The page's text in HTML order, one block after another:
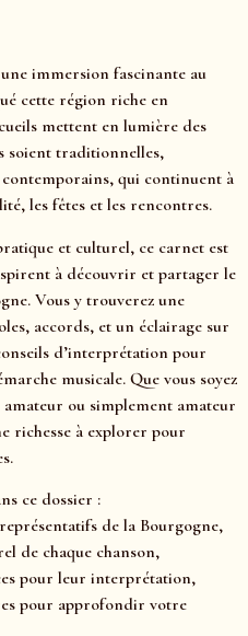
immersion fascinante au
cette région riche en
mettent en lumière des
soient traditionnelles,
qui continuent à
les fêtes et les rencontres.
et culturel, ce carnet est
à découvrir et partager le
Vous y trouverez une
accords, et un éclairage sur
d’interprétation pour
musicale. Que vous soyez
ou simplement amateur
richesse à explorer pour
ce dossier :
de la Bourgogne,
de chaque chanson,
pour leur interprétation,
pour approfondir votre